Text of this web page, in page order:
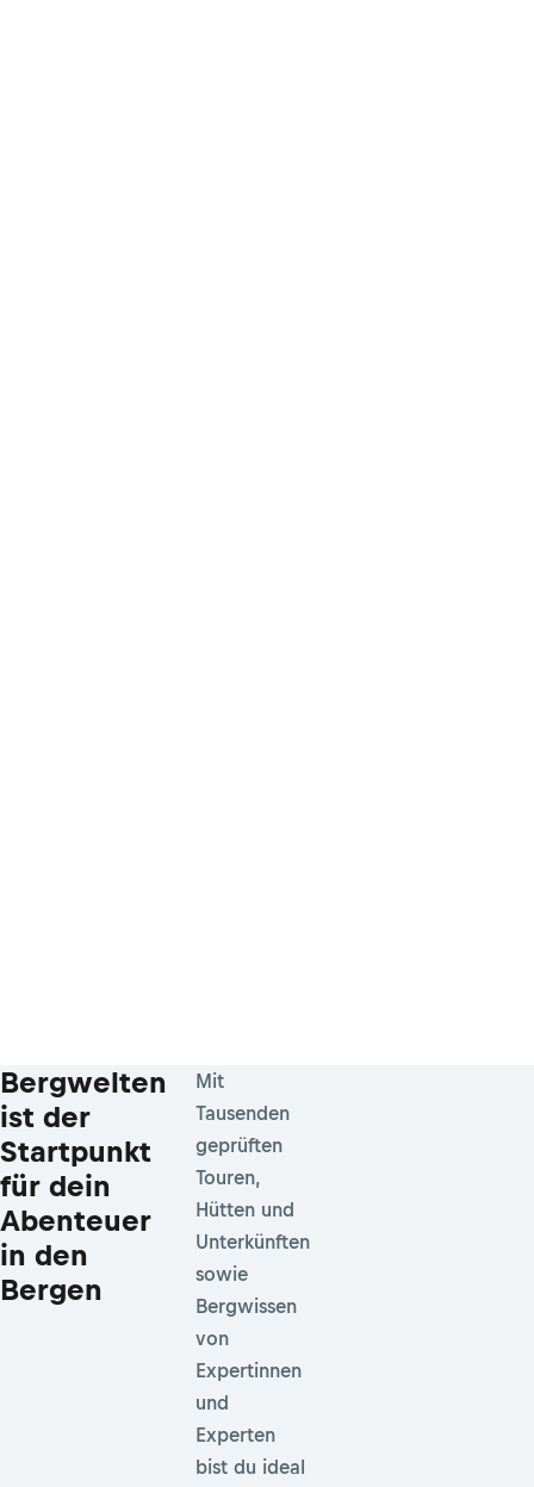
Bergwelten
ist der
Startpunkt
für dein
Abenteuer
in den
Bergen
Mit
Tausenden
geprüften
Touren,
Hütten und
Unterkünften
sowie
Bergwissen
von
Expertinnen
und
Experten
bist du ideal